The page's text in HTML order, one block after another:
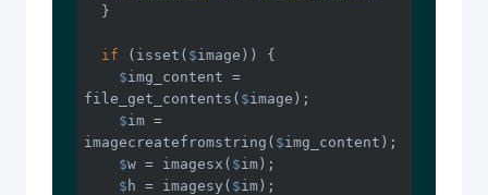
if (isset( $image)) {
$img_content =
file_get_contents( $image);
$im =
imagecreatefromstring( $img_content);
$w = imagesx( $im);
$ h = imagesy( $im);